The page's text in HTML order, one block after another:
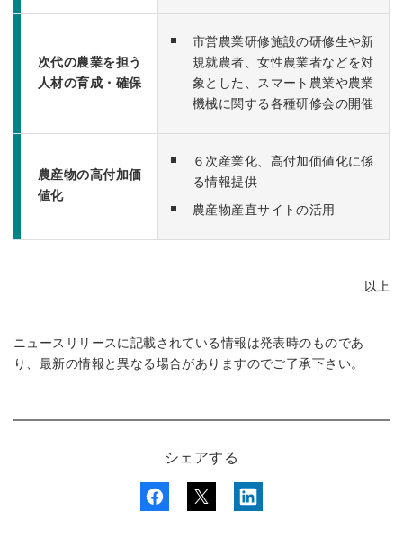
次代の農業を担う
人材の育成・確保
市営農業研修施設の研修生や新
規就農者、女性農業者などを対
象とした、スマート農業や農業
機械に関する各種研修会の開催
農産物の高付加価
値化
６次産業化、高付加価値化に係
る情報提供
農産物産直サイトの活用
以上
ニュースリリースに記載されている情報は発表時のものであ
り、最新の情報と異なる場合がありますのでご了承下さい。
シェアする